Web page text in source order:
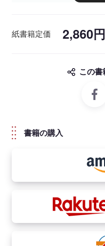
に、役立つ表現の解説や重要
【収録タイトル】
紙書籍定価 2,860円
この
書籍の購入